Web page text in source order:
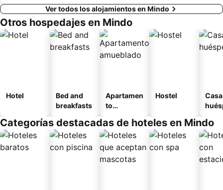
Ver todos los alojamientos en Mindo
Otros hospedajes en Mindo
Hotel
Bed and
breakfasts
Apartamen
to
o
Hostel
Categorías destacadas de hoteles en Mindo